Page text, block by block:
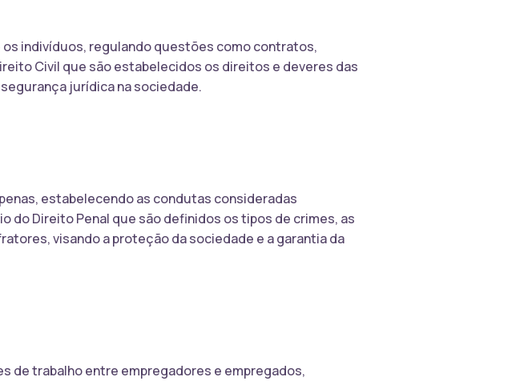
indivíduos, regulando questões como contratos,
Civil que são estabelecidos os direitos e deveres das
jurídica na sociedade.
estabelecendo as condutas consideradas
do Direito Penal que são definidos os tipos de crimes, as
visando a proteção da sociedade e a garantia da
de trabalho entre empregadores e empregados,